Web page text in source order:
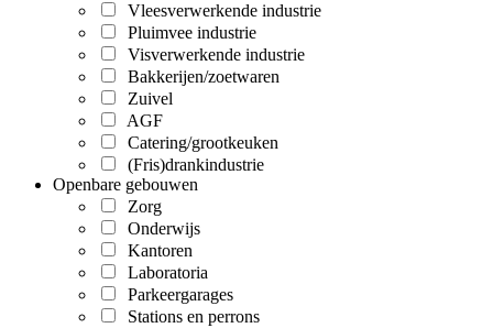
Vleesverwerkende industrie
Pluimvee industrie
Visverwerkende industrie
Bakkerijen/zoetwaren
Zuivel
AGF
Catering/grootkeuken
(Fris)drankindustrie
Openbare gebouwen
Zorg
Onderwijs
Kantoren
Laboratoria
Parkeergarages
Stations en perrons